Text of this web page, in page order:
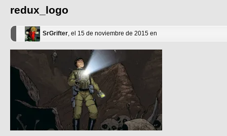
redux_logo
SrGrifter, el 15 de noviembre de 2015 en